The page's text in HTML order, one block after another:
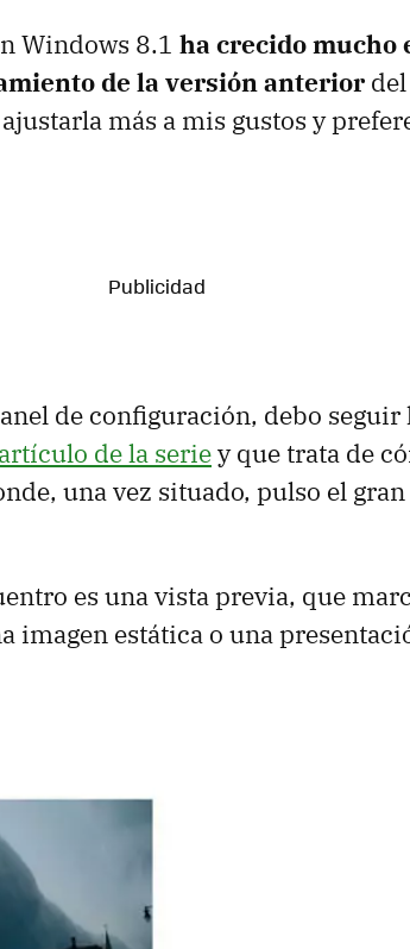
Windows 8.1 ha crecido mucho
de la versión anterior
más a mis gustos y
de configuración, debo seguir
de la seriey que trata de
una vez situado, pulso el
es una vista previa, que
imagen estática o una